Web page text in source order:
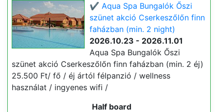
✔️ Aqua Spa Bungalók Őszi
szünet akció Cserkeszőlőn finn
faházban (min. 2 night)
2026.10.23 - 2026.11.01
Aqua Spa Bungalók Őszi
szünet akció Cserkeszőlőn finn faházban (min. 2 éj)
25.500 Ft/ fő / éj ártól félpanzió / wellness
használat / ingyenes wifi /
Half board